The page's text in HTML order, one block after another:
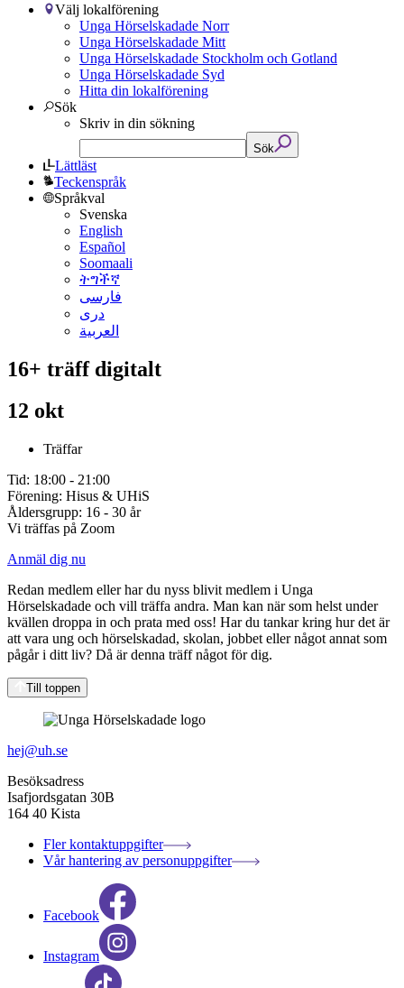
Välj lokalförening
Unga Hörselskadade Norr
Unga Hörselskadade Mitt
Unga Hörselskadade Stockholm och Gotland
Unga Hörselskadade Syd
Hitta din lokalförening
Sök
Skriv in din sökning
Sök
Lättläst
Teckenspråk
Språkval
Svenska
English
Español
Soomaali
ትግችኛ
فارسی
دری
العربية
16+ träff digitalt
12 okt
Träffar
Tid: 18:00 - 21:00
Förening: Hisus & UHiS
Åldersgrupp: 16 - 30 år
Vi träffas på Zoom
Anmäl dig nu
Redan medlem eller har du nyss blivit medlem i Unga
Hörselskadade och vill träffa andra. Man kan när som helst under
kvällen droppa in och prata med oss! Har du tankar kring hur det är
att vara ung och hörselskadad, skolan, jobbet eller något annat som
pågår i ditt liv? Då är denna träff något för dig.
Till toppen
hej@uh.se
Besöksadress
Isafjordsgatan 30B
164 40 Kista
Fler kontaktuppgifter
Vår hantering av personuppgifter
Facebook
Instagram